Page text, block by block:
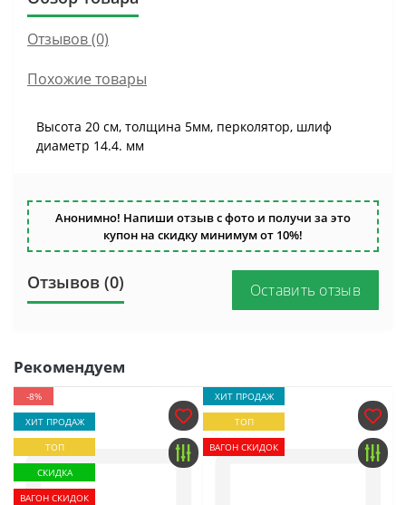
Отзывов (0)
Похожие товары
Высота 20 см, толщина 5мм, перколятор, шлиф
диаметр 14.4. мм
Анонимно! Напиши отзыв с фото и получи за это
купон на скидку минимум от 10%!
Отзывов (0) Оставить отзыв
Рекомендуем
-8%
ХИТ ПРОДАЖ
ТОП
СКИДКА
ВАГОН СКИДОК
ХИТ ПРОДАЖ
ТОП
ВАГОН СКИДОК